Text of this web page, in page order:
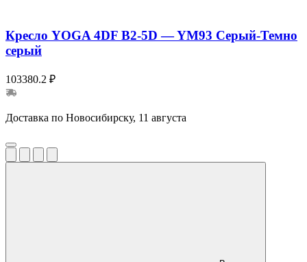
Кресло YOGA 4DF B2-5D — YM93 Серый-Темно
серый
103380.2 ₽
Доставка по Новосибирску, 11 августа